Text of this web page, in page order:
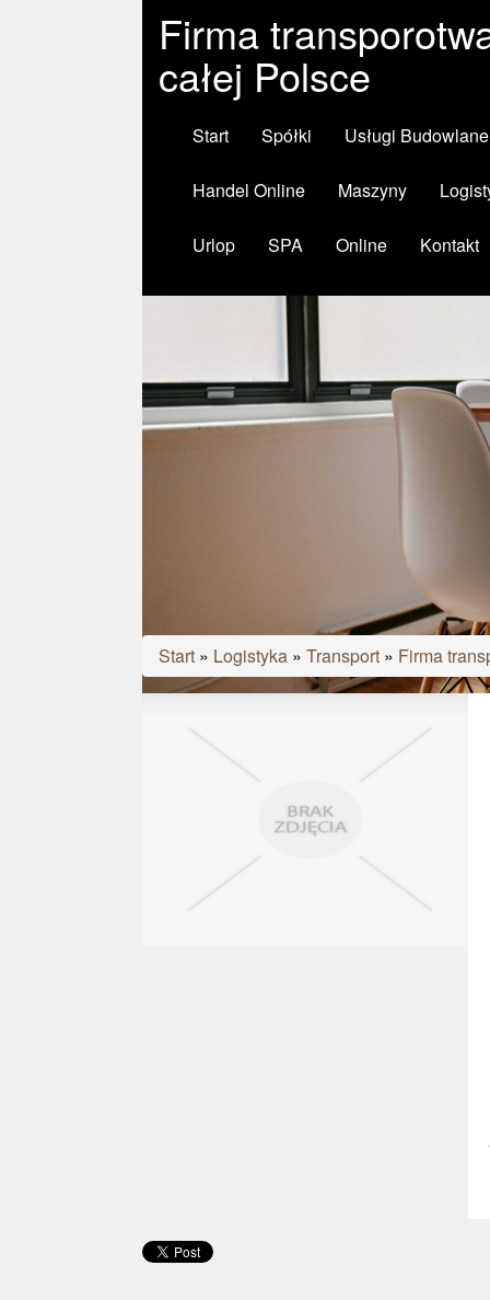
Firma
całej Polsce
Start Spółki Usługi Budowlane
Handel Online Maszyny
Urlop SPA Online Kontakt
Start » Logistyka » Transport » Firma